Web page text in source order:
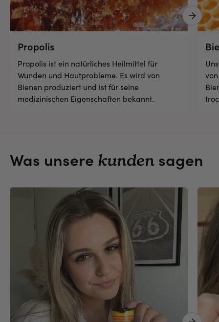
Propolis
Propolis ist ein natürliches Heilmittel für
Wunden und Hautprobleme. Es wird von
Bienen produziert und ist für seine
medizinischen Eigenschaften bekannt.
Next
Was unsere kunden sagen